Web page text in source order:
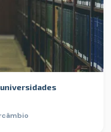
universidades